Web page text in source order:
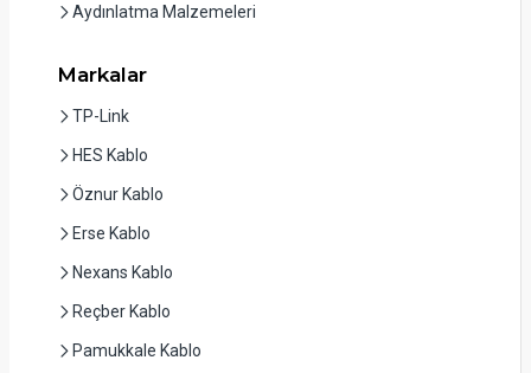
Aydınlatma Malzemeleri
Markalar
TP-Link
HES Kablo
Öznur Kablo
Erse Kablo
Nexans Kablo
Reçber Kablo
Pamukkale Kablo